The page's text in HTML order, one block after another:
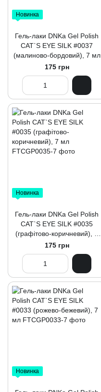
Новинка
Гель-лаки DNKa Gel Polish
CAT`S EYE SILK #0037
(малиново-бордовий), 7 мл
175 грн
Новинка
Гель-лаки DNKa Gel Polish
CAT`S EYE SILK #0035
(графітово-коричневий), 7
мл
175 грн
Новинка